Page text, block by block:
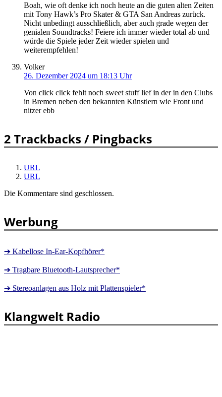
Boah, wie oft denke ich noch heute an die guten alten Zeiten
mit Tony Hawk’s Pro Skater & GTA San Andreas zurück.
Nicht unbedingt ausschließlich, aber auch grade wegen der
genialen Soundtracks! Feiere ich immer wieder total ab und
würde die Spiele jeder Zeit wieder spielen und
weiterempfehlen!
Volker
26. Dezember 2024 um 18:13 Uhr
Von click click fehlt noch sweet stuff lief in der in den Clubs
in Bremen neben den bekannten Künstlern wie Front und
nitzer ebb
2 Trackbacks / Pingbacks
URL
URL
Die Kommentare sind geschlossen.
Werbung
➔ Kabellose In-Ear-Kopfhörer*
➔ Tragbare Bluetooth-Lautsprecher*
➔ Stereoanlagen aus Holz mit Plattenspieler*
Klangwelt Radio